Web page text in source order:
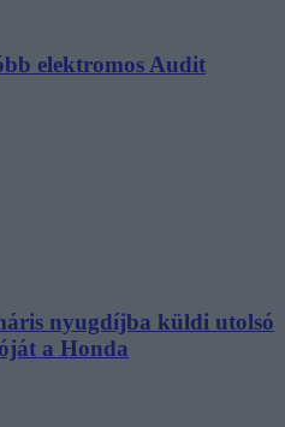
elektromos Audit
nyugdíjba küldi utolsó
a Honda